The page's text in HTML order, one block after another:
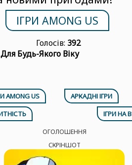
ІГРИ AMONG US
Голосів: 392
Для Будь-Якого Віку
AMONG US
АРКАДНІ ІГРИ
ІГРИ НА
ОГОЛОШЕННЯ
СКРІНШОТ